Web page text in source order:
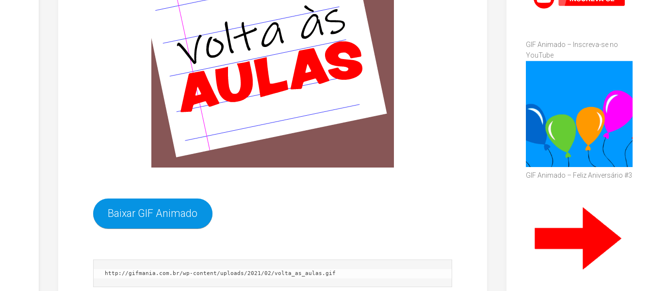
Baixar GIF Animado
http://gifmania.com.br/wp-content/uploads/2021/02/volta_as_aulas.gif
GIF Animado – Inscreva-se no
YouTube
GIF Animado – Feliz Aniversário #3